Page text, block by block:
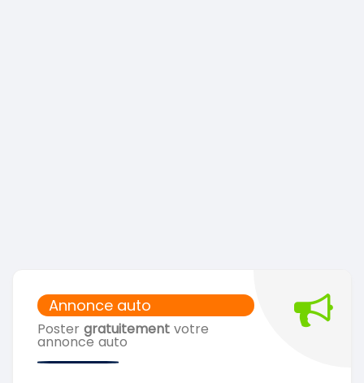
Annonce auto
Poster gratuitement votre
annonce auto